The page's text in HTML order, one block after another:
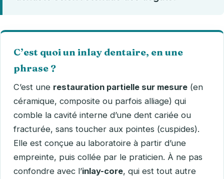
C’est quoi un inlay dentaire, en une
phrase ?
C’est une restauration partielle sur mesure (en
céramique, composite ou parfois alliage) qui
comble la cavité interne d’une dent cariée ou
fracturée, sans toucher aux pointes (cuspides).
Elle est conçue au laboratoire à partir d’une
empreinte, puis collée par le praticien. À ne pas
confondre avec l’inlay-core, qui est tout autre